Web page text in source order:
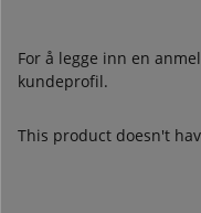
For å legge inn en
kundeprofil.
This product doesn't